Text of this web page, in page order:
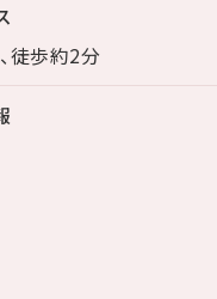
徒歩約2分